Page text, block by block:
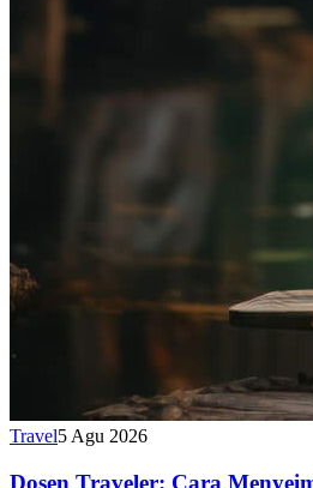
Travel5 Agu 2026
Dosen Traveler: Cara